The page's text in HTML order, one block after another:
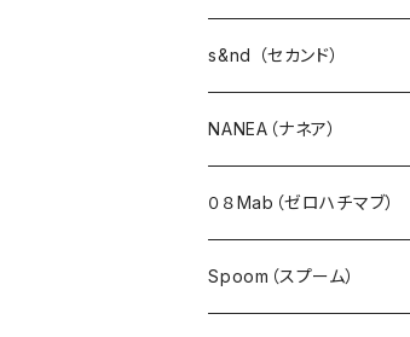
カーディガン
アウター・ダウン・コート
ジャケット・ブルゾン・羽織
ベスト・ダウンベスト
s&nd （セカンド）
NANEA（ナネア）
０８Mab（ゼロハチマブ）
Spoom（スプーム）